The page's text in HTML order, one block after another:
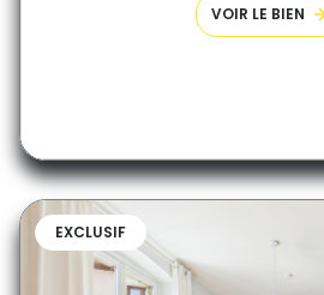
VOIR LE BIEN
EXCLUSIF